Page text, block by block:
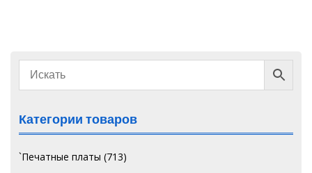
Категории товаров
`Печатные платы (713)